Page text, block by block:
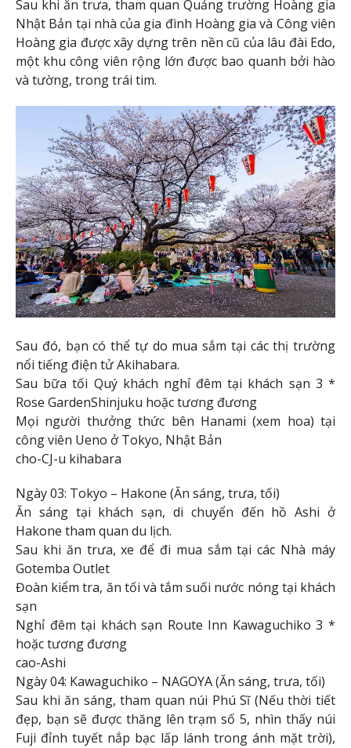
Sau khi ăn trưa, tham quan Quảng trường Hoàng gia
Nhật Bản tại nhà của gia đình Hoàng gia và Công viên
Hoàng gia được xây dựng trên nền cũ của lâu đài Edo,
một khu công viên rộng lớn được bao quanh bởi hào
và tường, trong trái tim.
Sau đó, bạn có thể tự do mua sắm tại các thị trường
nổi tiếng điện tử Akihabara.
Sau bữa tối Quý khách nghỉ đêm tại khách sạn 3 *
Rose GardenShinjuku hoặc tương đương
Mọi người thưởng thức bên Hanami (xem hoa) tại
công viên Ueno ở Tokyo, Nhật Bản
cho-CJ-u kihabara
Ngày 03: Tokyo – Hakone (Ăn sáng, trưa, tối)
Ăn sáng tại khách sạn, di chuyển đến hồ Ashi ở
Hakone tham quan du lịch.
Sau khi ăn trưa, xe để đi mua sắm tại các Nhà máy
Gotemba Outlet
Đoàn kiểm tra, ăn tối và tắm suối nước nóng tại khách
sạn
Nghỉ đêm tại khách sạn Route Inn Kawaguchiko 3 *
hoặc tương đương
cao-Ashi
Ngày 04: Kawaguchiko – NAGOYA (Ăn sáng, trưa, tối)
Sau khi ăn sáng, tham quan núi Phú Sĩ (Nếu thời tiết
đẹp, bạn sẽ được thăng lên trạm số 5, nhìn thấy núi
Fuji đỉnh tuyết nắp bạc lấp lánh trong ánh mặt trời),